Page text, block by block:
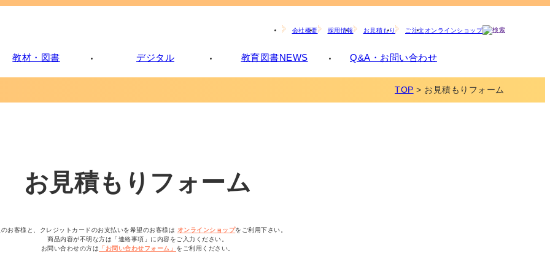
会社概要 採用情報 お見積もり ご注文オンラインショップ
教材・図書 デジタル 教育図書NEWS Q&A・お問い合わせ
TOP > お見積もりフォーム
お見積もりフォーム
のお客様と、クレジットカードのお支払いを希望のお客様は オンラインショップをご利用下さい。
商品内容が不明な方は「連絡事項」に内容をご入力ください。
お問い合わせの方は 「お問い合わせフォーム」 をご利用ください。